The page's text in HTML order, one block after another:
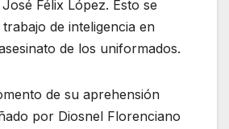
Félix López. Esto se
de inteligencia en
de los uniformados.
de su aprehensión
por Diosnel Florenciano